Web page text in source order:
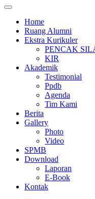
Home
Ruang Alumni
Ekstra Kurikuler
PENCAK
KIR
Akademik
Testimonial
Ppdb
Agenda
Tim Kami
Berita
Gallery
Photo
Video
SPMB
Download
Laporan
E-Book
Kontak